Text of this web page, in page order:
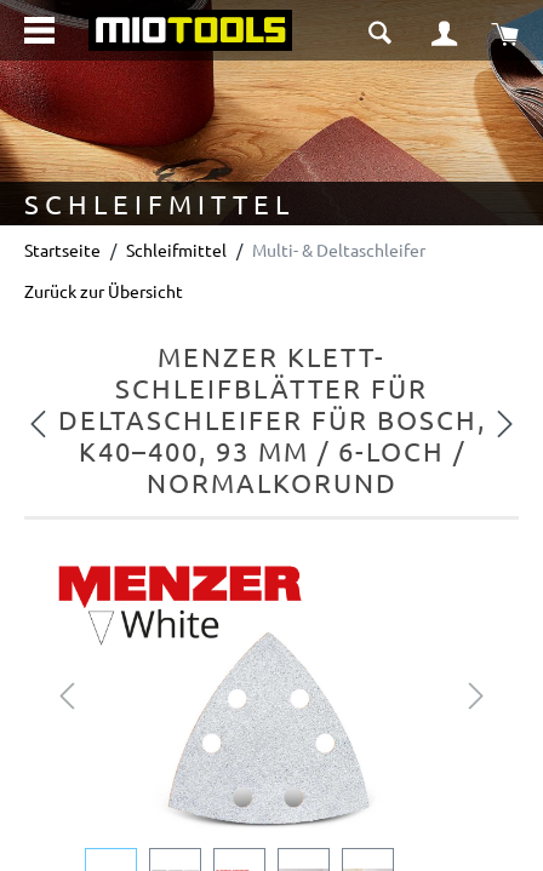
springen
SCHLEIFMITTEL
Startseite Schleifmittel
Multi- & Deltaschleifer
Zurück zur Übersicht
Vorheriges
MENZER KLETT-
SCHLEIFBLÄTTER FÜR
DELTASCHLEIFER FÜR BOSCH,
K40–400, 93 MM / 6-LOCH /
NORMALKORUND
Bildergalerie überspringen